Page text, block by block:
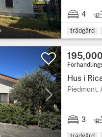
4
4 sovrum.
1
trädgård
Pris:
Hus i
Piedmont,
3
3 sovrum.
1